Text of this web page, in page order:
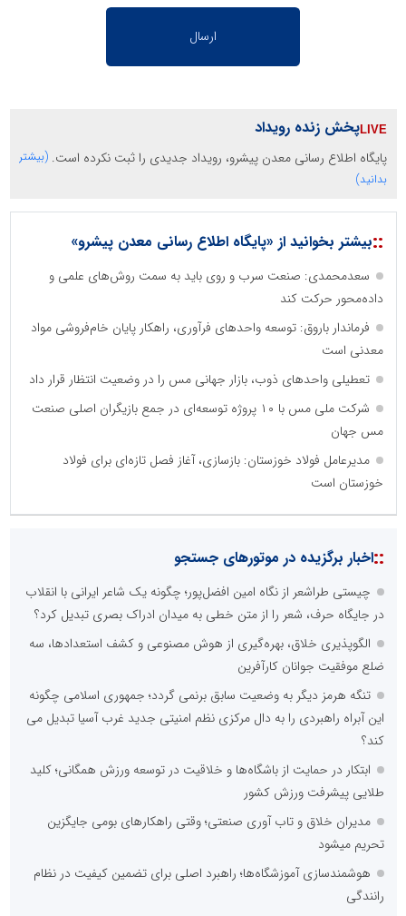
پخش زنده رویداد
پایگاه اطلاع رسانی معدن پیشرو، رویداد جدیدی را ثبت نکرده است. (بیشتر
بدانید)
::بیشتر بخوانید از «پایگاه اطلاع رسانی معدن پیشرو»
سعدمحمدی: صنعت سرب و روی باید به سمت روش‌های علمی و
داده‌محور حرکت کند
فرماندار باروق: توسعه واحدهای فرآوری، راهکار پایان خام‌فروشی مواد
معدنی است
تعطیلی واحدهای ذوب، بازار جهانی مس را در وضعیت انتظار قرار داد
شرکت ملی مس با ۱۰ پروژه توسعه‌ای در جمع بازیگران اصلی صنعت
مس جهان
مدیرعامل فولاد خوزستان: بازسازی، آغاز فصل تازه‌ای برای فولاد
خوزستان است
::اخبار برگزیده در موتورهای جستجو
چیستی طراشعر از نگاه امین افضل‌پور؛ چگونه یک شاعر ایرانی با انقلاب
در جایگاه حرف، شعر را از متن خطی به میدان ادراک بصری تبدیل کرد؟
الگوپذیری خلاق، بهره‌گیری از هوش مصنوعی و کشف استعدادها، سه
ضلع موفقیت جوانان کارآفرین
تنگه هرمز دیگر به وضعیت سابق برنمی گردد؛ جمهوری اسلامی چگونه
این آبراه راهبردی را به دال مرکزی نظم امنیتی جدید غرب آسیا تبدیل می
کند؟
ابتکار در حمایت از باشگاه‌ها و خلاقیت در توسعه ورزش همگانی؛ کلید
طلایی پیشرفت ورزش کشور
مدیران خلاق و تاب آوری صنعتی؛ وقتی راهکارهای بومی جایگزین
تحریم میشود
هوشمندسازی آموزشگاه‌ها؛ راهبرد اصلی برای تضمین کیفیت در نظام
رانندگی